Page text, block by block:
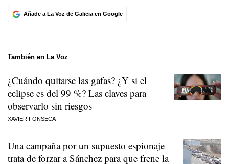
Añade a La Voz de Galicia en Google
También en La Voz
¿Cuándo quitarse las gafas? ¿Y si el
eclipse es del 99 %? Las claves para
observarlo sin riesgos
XAVIER FONSECA
Una campaña por un supuesto espionaje
trata de forzar a Sánchez para que frene la